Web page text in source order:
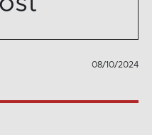
08/10/2024